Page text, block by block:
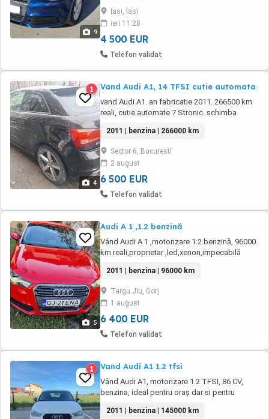
9
impecabil! Consum mic! Ideala pentru oras si
nu numai. Primul propietar. Se vinde cu doua
schimburi de cauciucuri (iarna si ...
Iasi, Iasi
ieri 11:28
4 500 EUR
Telefon validat
4
1 Vand Audi A1, 14 TFSI cutie automata
vand Audi A1. an fabricatie 2011. 266500 km
reali, cutie automate 7 Stronic. schimba
servisata corect cu toate schimburile la zi.
bine intretinuta. nu necesita investitii in viitor,
jante S-line 17", echipate cu amvelope vara.
se poate vedea in zona ...
2011 | benzina | 266000 km
Sector 6, Bucuresti
2 august
6 500 EUR
Telefon validat
5
Audi A 1 ,1.2 benzină
Vând Audi A 1 ,motorizare 1.2 benzină, 96000
km reali,proprietar ,led,xenon,impecabilă
2011 | benzina | 96000 km
Targu Jiu, Gorj
1 august
6 400 EUR
Telefon validat
1 Vand Audi A1 1.2 tfsi
Vând Audi A1, motorizare 1.2 TFSI, 86 CV,
benzina, ideal pentru oraș dar si pentru
2011 Motor: 1.2 TFSI - 86 CV Combustibil:
2011 | benzina | 145000 km